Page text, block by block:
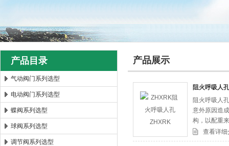
郑州森玛自控阀门有限公司
产品目录
气动阀门系列选型
电动阀门系列选型
蝶阀系列选型
球阀系列选型
调节阀系列选型
产品展示
阻火呼吸人
阻火呼吸人
意外原因造
构，以配重
清洗更换阻
查看详细